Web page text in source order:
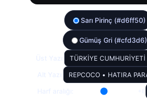
Sarı Pirinç (#d6ff50)
Gümüş Gri (#cfd3d6)